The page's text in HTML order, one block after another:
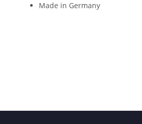
Made in Germany